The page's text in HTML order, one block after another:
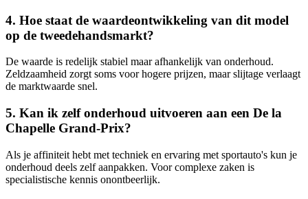
4. Hoe staat de waardeontwikkeling van dit model
op de tweedehandsmarkt?
De waarde is redelijk stabiel maar afhankelijk van onderhoud.
Zeldzaamheid zorgt soms voor hogere prijzen, maar slijtage verlaagt
de marktwaarde snel.
5. Kan ik zelf onderhoud uitvoeren aan een De la
Chapelle Grand-Prix?
Als je affiniteit hebt met techniek en ervaring met sportauto's kun je
onderhoud deels zelf aanpakken. Voor complexe zaken is
specialistische kennis onontbeerlijk.